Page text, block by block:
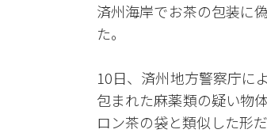
済州海岸でお茶の包装に
た。
10日、済州地方警察庁に
包まれた麻薬類の疑い物
ロン茶の袋と類似した形だ